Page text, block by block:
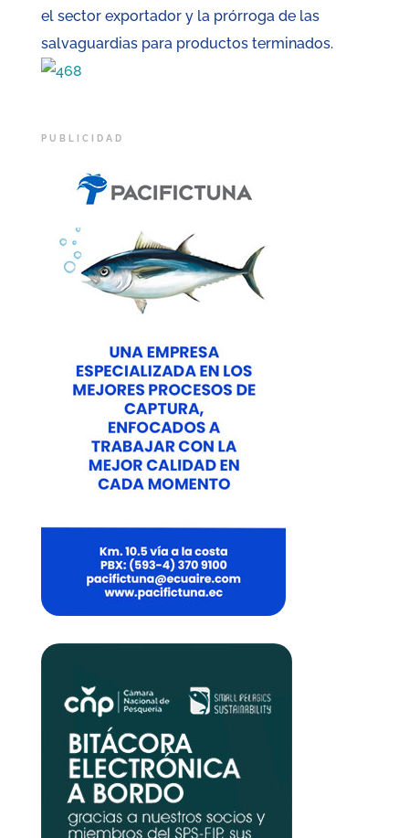
el sector exportador y la prórroga de las
salvaguardias para productos terminados.